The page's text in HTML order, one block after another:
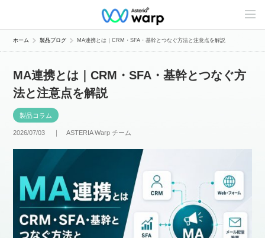
C
n
e
ホーム 製品ブログ MA連携とは｜CRM・SFA・基幹とつなぐ方法と注意点を解説
MA連携とは｜CRM・SFA・基幹とつなぐ方
法と注意点を解説
製品コラム
2026/07/03 ｜ASTERIA Warp チーム